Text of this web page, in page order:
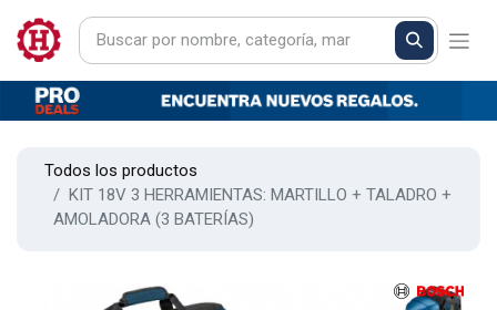
Todos los productos
KIT 18V 3 HERRAMIENTAS: MARTILLO + TALADRO +
AMOLADORA (3 BATERÍAS)